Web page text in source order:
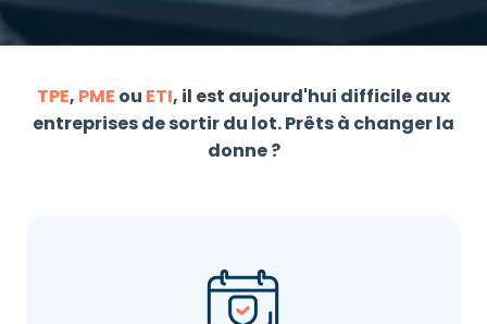
TPE, PME ou ETI, il est aujourd'hui difficile aux
entreprises de sortir du lot. Prêts à changer la
donne ?